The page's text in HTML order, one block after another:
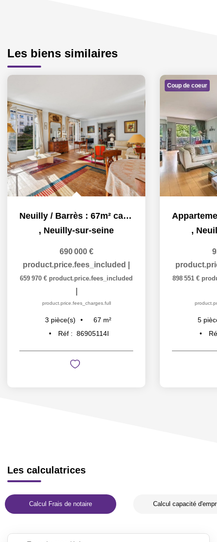
Les biens similaires
Neuilly / Barrès : 67m² calme et lumineux, possibilité 2ch
, Neuilly-sur-seine
690 000 €
product.price.fees_included
659 970 € product.price.fees_included
product.price.fees_charges.full
3 pièce(s) 67 m²
Réf : 86905114I
Coup de coeur
,
898 551 €
5
Les calculatrices
Calcul Frais de notaire Calcul capacité